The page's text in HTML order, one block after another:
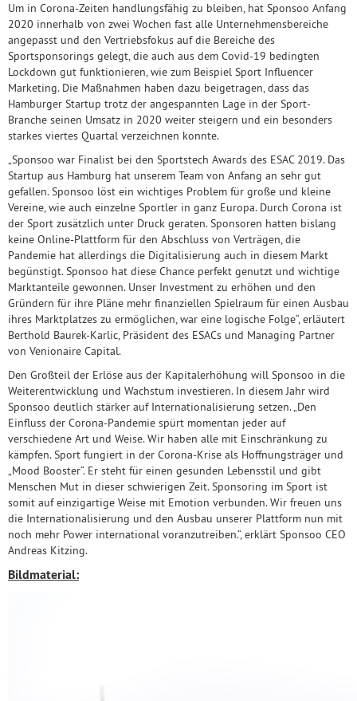
Um in Corona-Zeiten handlungsfähig zu bleiben, hat Sponsoo Anfang
2020 innerhalb von zwei Wochen fast alle Unternehmensbereiche
angepasst und den Vertriebsfokus auf die Bereiche des
Sportsponsorings gelegt, die auch aus dem Covid-19 bedingten
Lockdown gut funktionieren, wie zum Beispiel Sport Influencer
Marketing. Die Maßnahmen haben dazu beigetragen, dass das
Hamburger Startup trotz der angespannten Lage in der Sport-
Branche seinen Umsatz in 2020 weiter steigern und ein besonders
starkes viertes Quartal verzeichnen konnte.
„Sponsoo war Finalist bei den Sportstech Awards des ESAC 2019. Das
Startup aus Hamburg hat unserem Team von Anfang an sehr gut
gefallen. Sponsoo löst ein wichtiges Problem für große und kleine
Vereine, wie auch einzelne Sportler in ganz Europa. Durch Corona ist
der Sport zusätzlich unter Druck geraten. Sponsoren hatten bislang
keine Online-Plattform für den Abschluss von Verträgen, die
Pandemie hat allerdings die Digitalisierung auch in diesem Markt
begünstigt. Sponsoo hat diese Chance perfekt genutzt und wichtige
Marktanteile gewonnen. Unser Investment zu erhöhen und den
Gründern für ihre Pläne mehr finanziellen Spielraum für einen Ausbau
ihres Marktplatzes zu ermöglichen, war eine logische Folge“, erläutert
Berthold Baurek-Karlic, Präsident des ESACs und Managing Partner
von Venionaire Capital.
Den Großteil der Erlöse aus der Kapitalerhöhung will Sponsoo in die
Weiterentwicklung und Wachstum investieren. In diesem Jahr wird
Sponsoo deutlich stärker auf Internationalisierung setzen. „Den
Einfluss der Corona-Pandemie spürt momentan jeder auf
verschiedene Art und Weise. Wir haben alle mit Einschränkung zu
kämpfen. Sport fungiert in der Corona-Krise als Hoffnungsträger und
„Mood Booster“. Er steht für einen gesunden Lebensstil und gibt
Menschen Mut in dieser schwierigen Zeit. Sponsoring im Sport ist
somit auf einzigartige Weise mit Emotion verbunden. Wir freuen uns
die Internationalisierung und den Ausbau unserer Plattform nun mit
noch mehr Power international voranzutreiben.“, erklärt Sponsoo CEO
Andreas Kitzing.
Bildmaterial: